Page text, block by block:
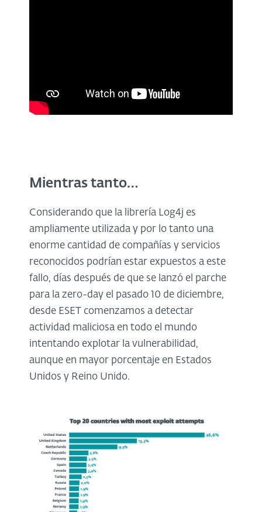
Mientras tanto…
Considerando que la librería Log4j es
ampliamente utilizada y por lo tanto una
enorme cantidad de compañías y servicios
reconocidos podrían estar expuestos a este
fallo, días después de que se lanzó el parche
para la zero-day el pasado 10 de diciembre,
desde ESET comenzamos a detectar
actividad maliciosa en todo el mundo
intentando explotar la vulnerabilidad,
aunque en mayor porcentaje en Estados
Unidos y Reino Unido.